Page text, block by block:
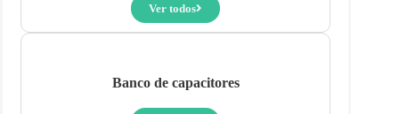
Ver todos
Banco de capacitores